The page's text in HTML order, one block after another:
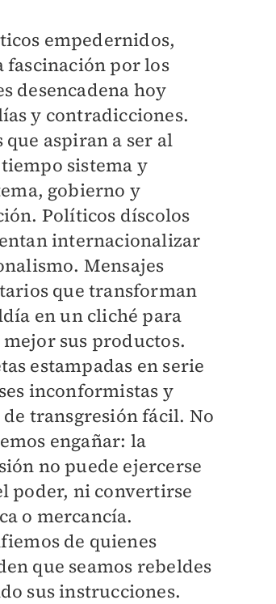
empedernidos,
fascinación por los
desencadena hoy
y contradicciones.
que aspiran a ser al
sistema y
gobierno y
Políticos díscolos
internacionalizar
Mensajes
que transforman
en un cliché para
sus productos.
estampadas en serie
inconformistas y
de transgresión fácil. No
engañar: la
no puede ejercerse
poder, ni convertirse
o mercancía.
de quienes
que seamos rebeldes
sus instrucciones.